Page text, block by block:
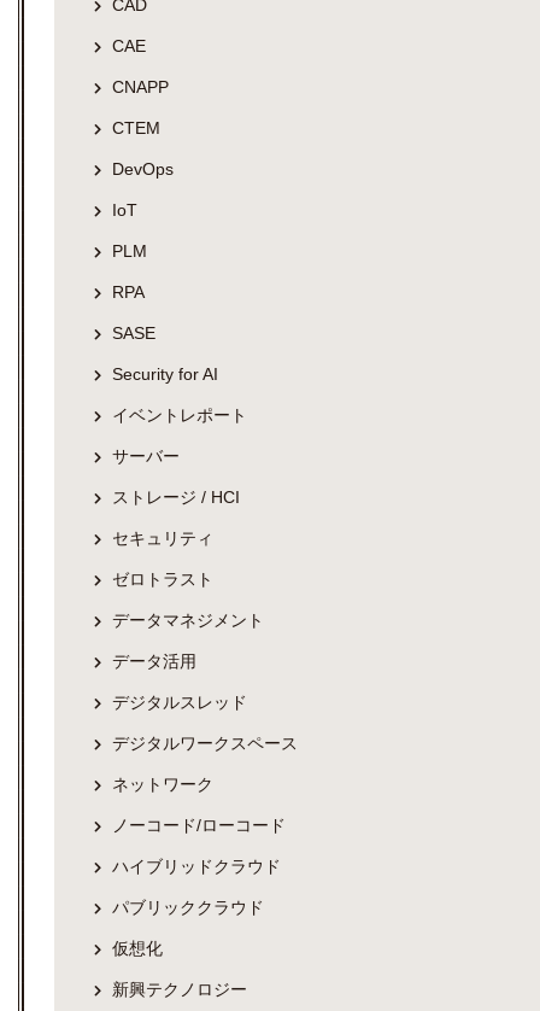
CAD
CAE
CNAPP
CTEM
DevOps
IoT
PLM
RPA
SASE
Security for AI
イベントレポート
サーバー
ストレージ / HCI
セキュリティ
ゼロトラスト
データマネジメント
データ活用
デジタルスレッド
デジタルワークスペース
ネットワーク
ノーコード/ローコード
ハイブリッドクラウド
パブリッククラウド
仮想化
新興テクノロジー